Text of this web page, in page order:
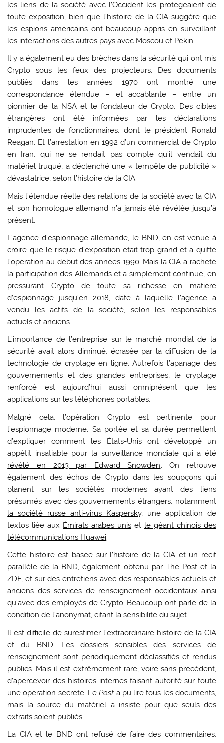
les liens de la société avec l’Occident les protégeaient de
toute exposition, bien que l’histoire de la CIA suggère que
les espions américains ont beaucoup appris en surveillant
les interactions des autres pays avec Moscou et Pékin.
Il y a également eu des brèches dans la sécurité qui ont mis
Crypto sous les feux des projecteurs. Des documents
publiés dans les années 1970 ont montré une
correspondance étendue – et accablante – entre un
pionnier de la NSA et le fondateur de Crypto. Des cibles
étrangères ont été informées par les déclarations
imprudentes de fonctionnaires, dont le président Ronald
Reagan. Et l’arrestation en 1992 d’un commercial de Crypto
en Iran, qui ne se rendait pas compte qu’il vendait du
matériel truqué, a déclenché une « tempête de publicité »
dévastatrice, selon l’histoire de la CIA.
Mais l’étendue réelle des relations de la société avec la CIA
et son homologue allemand n’a jamais été révélée jusqu’à
présent.
L’agence d’espionnage allemande, le BND, en est venue à
croire que le risque d’exposition était trop grand et a quitté
l’opération au début des années 1990. Mais la CIA a racheté
la participation des Allemands et a simplement continué, en
pressurant Crypto de toute sa richesse en matière
d’espionnage jusqu’en 2018, date à laquelle l’agence a
vendu les actifs de la société, selon les responsables
actuels et anciens.
L’importance de l’entreprise sur le marché mondial de la
sécurité avait alors diminué, écrasée par la diffusion de la
technologie de cryptage en ligne. Autrefois l’apanage des
gouvernements et des grandes entreprises, le cryptage
renforcé est aujourd’hui aussi omniprésent que les
applications sur les téléphones portables.
Malgré cela, l’opération Crypto est pertinente pour
l’espionnage moderne. Sa portée et sa durée permettent
d’expliquer comment les États-Unis ont développé un
appétit insatiable pour la surveillance mondiale qui a été
révélé en 2013 par Edward Snowden. On retrouve
également des échos de Crypto dans les soupçons qui
planent sur les sociétés modernes ayant des liens
présumés avec des gouvernements étrangers, notamment
la société russe anti-virus Kaspersky, une application de
textos liée aux Émirats arabes unis et le géant chinois des
télécommunications Huawei.
Cette histoire est basée sur l’histoire de la CIA et un récit
parallèle de la BND, également obtenu par The Post et la
ZDF, et sur des entretiens avec des responsables actuels et
anciens des services de renseignement occidentaux ainsi
qu’avec des employés de Crypto. Beaucoup ont parlé de la
condition de l’anonymat, citant la sensibilité du sujet.
Il est difficile de surestimer l’extraordinaire histoire de la CIA
et du BND. Les dossiers sensibles des services de
renseignement sont périodiquement déclassifiés et rendus
publics. Mais il est extrêmement rare, voire sans précédent,
d’apercevoir des histoires internes faisant autorité sur toute
une opération secrète. LePost a pu lire tous les documents,
mais la source du matériel a insisté pour que seuls des
extraits soient publiés.
La CIA et le BND ont refusé de faire des commentaires,